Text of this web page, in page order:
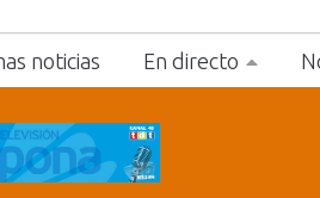
noticias En directo